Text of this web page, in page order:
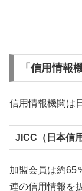
「信用情報
信用情報機関は
JICC（日本信
加盟会員は約65
連の信用情報を